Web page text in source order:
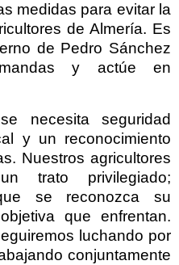
medidas para evitar la
de Almería. Es
de Pedro Sánchez
y actúe en
necesita seguridad
y un reconocimiento
Nuestros agricultores
trato privilegiado;
se reconozca su
que enfrentan.
luchando por
conjuntamente